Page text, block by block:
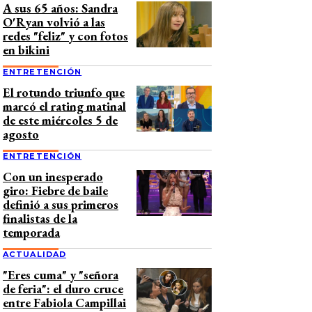
A sus 65 años: Sandra
O'Ryan volvió a las
redes "feliz" y con fotos
en bikini
ENTRETENCIÓN
El rotundo triunfo que
marcó el rating matinal
de este miércoles 5 de
agosto
ENTRETENCIÓN
Con un inesperado
giro: Fiebre de baile
definió a sus primeros
finalistas de la
temporada
ACTUALIDAD
"Eres cuma" y "señora
de feria": el duro cruce
entre Fabiola Campillai